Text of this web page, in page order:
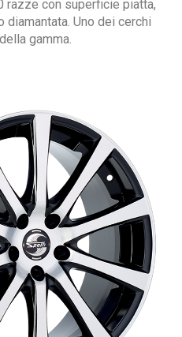
razze con superficie piatta,
Uno dei cerchi
gamma.